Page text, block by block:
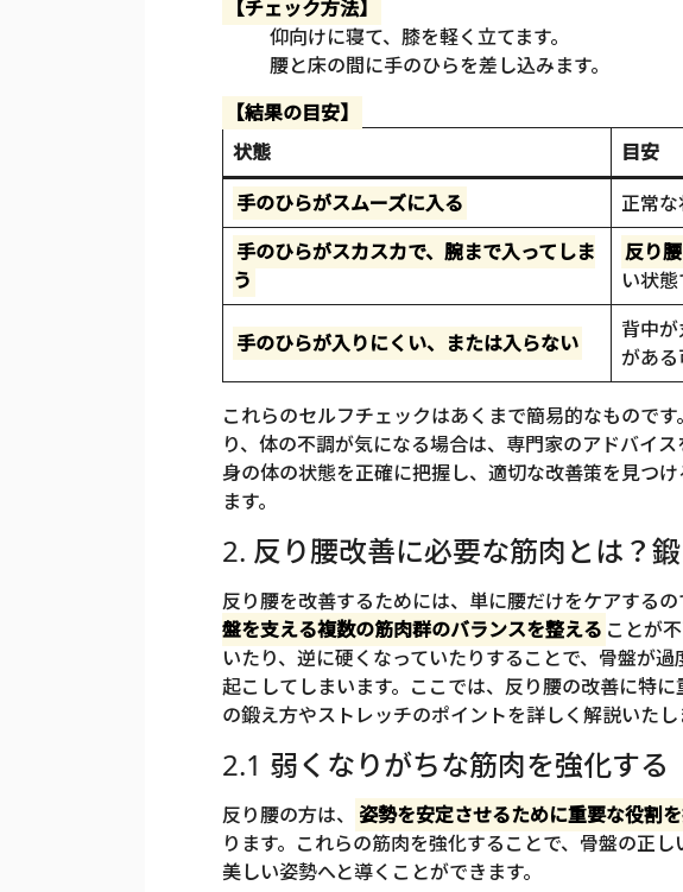
【チェック方法】
仰向けに寝て、膝を軽く立てます。
腰と床の間に手のひらを差し込みます。
【結果の目安】
状態
目安
手のひらがスムーズに入る
正常な
手のひらがスカスカで、腕まで入ってしま
う
反り
い状態
手のひらが入りにくい、または入らない
背中
がある
これらのセルフチェックはあくまで簡易的なもので
り、体の不調が気になる場合は、専門家のアドバイ
身の体の状態を正確に把握し、適切な改善策を見つ
ます。
2. 反り腰改善に必要な筋肉とは？
反り腰を改善するためには、単に腰だけをケアするの
盤を支える複数の筋肉群のバランスを整える ことが
いたり、逆に硬くなっていたりすることで、骨盤が
起こしてしまいます。ここでは、反り腰の改善に特
の鍛え方やストレッチのポイントを詳しく解説いたし
2.1 弱くなりがちな筋肉を強化する
反り腰の方は、 姿勢を安定させるために重要な役割
ります。これらの筋肉を強化することで、骨盤の正し
美しい姿勢へと導くことができます。